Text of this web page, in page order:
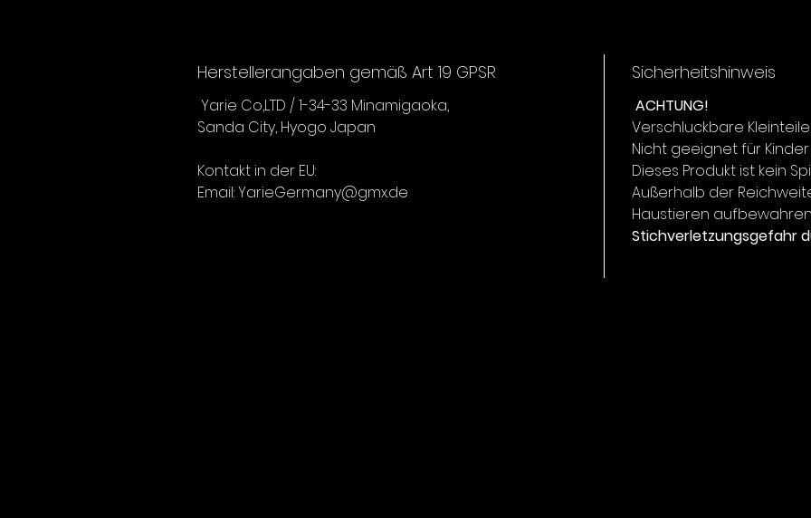
Herstellerangaben gemäß Art 19 GPSR
Yarie Co,LTD / 1-34-33 Minamigaoka,
Sanda City, Hyogo Japan
Kontakt in der EU:
Email: YarieGermany@gmx.de
Sicherheitshinweis
ACHTUNG!
Verschluckbare Kleinteile!
Nicht geeignet für
Dieses Produkt ist kein
Außerhalb der
Haustieren
Stichverletzungsgefahr